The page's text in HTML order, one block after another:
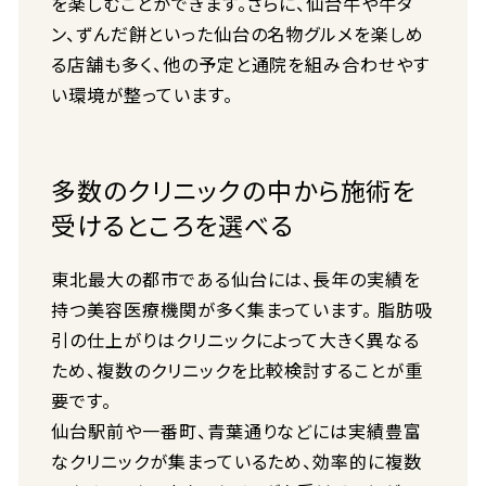
ン、ずんだ餅といった仙台の名物グルメを楽しめ
る店舗も多く、他の予定と通院を組み合わせやす
い環境が整っています。
多数のクリニックの中から施術を
受けるところを選べる
東北最大の都市である仙台には、長年の実績を
持つ美容医療機関が多く集まっています。 脂肪吸
引の仕上がりはクリニックによって大きく異なる
ため、複数のクリニックを比較検討することが重
要です。
仙台駅前や一番町、青葉通りなどには実績豊富
なクリニックが集まっているため、効率的に複数